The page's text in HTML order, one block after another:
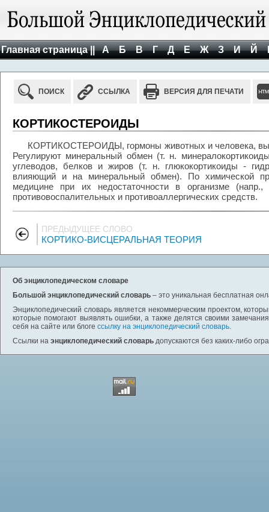
Главная страница || А Б В Г Д Е Ж З И Й
ПОИСК ССЫЛКА ВЕРСИЯ ДЛЯ ПЕЧАТИ
КОРТИКОСТЕРОИДЫ
КОРТИКОСТЕРОИДЫ, гормоны животных и человека,
Регулируют минеральный обмен (т. н.
углеводов, белков и жиров (т. н. глюкокортикоиды -
влияющий и на минеральный обмен). По химической
медицине при их недостаточности в организме
противовоспалительных и противоаллергических средств.
ПРЕДЫДУЩЕЕ СЛОВО
КОРТИКО-ВИСЦЕРАЛЬНАЯ ТЕОРИЯ
Об энциклопедическом словаре
Большой энциклопедический словарь – это уникальная бесплатная
Энциклопедический словарь является некоммерческим проектом,
которые помогают выявлять ошибки, а также делятся своими
себя на сайте или блоге ссылку на энциклопедический словарь.
Ссылки на энциклопедический словарь допускаются без каких-либо